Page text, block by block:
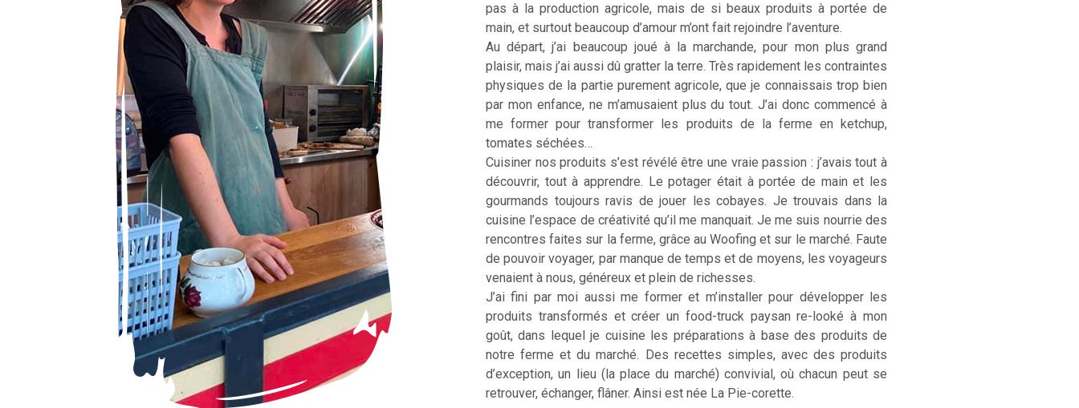
pas à la production agricole, mais de si beaux produits à portée de
main, et surtout beaucoup d’amour m’ont fait rejoindre l’aventure.
Au départ, j’ai beaucoup joué à la marchande, pour mon plus grand
plaisir, mais j’ai aussi dû gratter la terre. Très rapidement les contraintes
physiques de la partie purement agricole, que je connaissais trop bien
par mon enfance, ne m’amusaient plus du tout. J’ai donc commencé à
me former pour transformer les produits de la ferme en ketchup,
tomates séchées…
Cuisiner nos produits s’est révélé être une vraie passion : j’avais tout à
découvrir, tout à apprendre. Le potager était à portée de main et les
gourmands toujours ravis de jouer les cobayes. Je trouvais dans la
cuisine l’espace de créativité qu’il me manquait. Je me suis nourrie des
rencontres faites sur la ferme, grâce au Woofing et sur le marché. Faute
de pouvoir voyager, par manque de temps et de moyens, les voyageurs
venaient à nous, généreux et plein de richesses.
J’ai fini par moi aussi me former et m’installer pour développer les
produits transformés et créer un food-truck paysan re-looké à mon
goût, dans lequel je cuisine les préparations à base des produits de
notre ferme et du marché. Des recettes simples, avec des produits
d’exception, un lieu (la place du marché) convivial, où chacun peut se
retrouver, échanger, flâner. Ainsi est née La Pie-corette.